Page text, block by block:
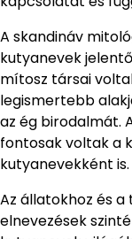
A skandináv
kutyanevek
mítosz társai
legismertebb
az ég birodalmát.
fontosak voltak a
kutyanevekként is.
Az állatokhoz és
elnevezések